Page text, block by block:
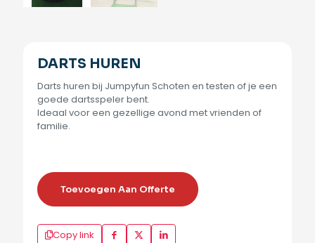
DARTS HUREN
Darts huren bij Jumpyfun Schoten en testen of je een
goede dartsspeler bent.
Ideaal voor een gezellige avond met vrienden of
familie.
Toevoegen Aan Offerte
Copy link